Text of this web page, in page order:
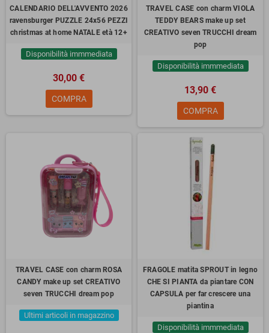
CALENDARIO DELL'AVVENTO 2026
ravensburger PUZZLE 24x56 PEZZI
christmas at home NATALE età 12+
Disponibilità immmediata
30,00 €
COMPRA
TRAVEL CASE con charm VIOLA
TEDDY BEARS make up set
CREATIVO seven TRUCCHI dream
pop
Disponibilità immmediata
13,90 €
COMPRA
TRAVEL CASE con charm ROSA
CANDY make up set CREATIVO
seven TRUCCHI dream pop
Ultimi articoli in magazzino
FRAGOLE matita SPROUT in legno
CHE SI PIANTA da piantare CON
CAPSULA per far crescere una
piantina
Disponibilità immmediata